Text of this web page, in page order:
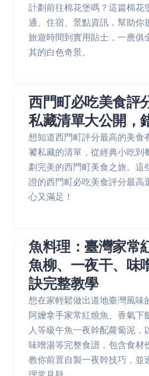
計劃前往棉花堡嗎？這篇棉花
通、住宿、景點資訊，幫助你
旅遊時間到實用貼士，一應俱
其的白色奇景。
西門町必吃美食評
私藏清單大公開，
想知道西門町評分最高的美食
饕私藏的清單，從經典小吃到
劃完美的西門町美食之旅。這
證的西門町必吃美食評分最高
心又滿足！
魚料理：臺灣家常
魚柳、一夜干、味
訣完整教學
想在家輕鬆做出道地臺灣風味
阿嬤拿手家常紅燒魚、香氣下
人等級午魚一夜幹配蘿蔔泥，
味噌湯等完整食譜，包含食材
教你前置自製一夜幹技巧，並